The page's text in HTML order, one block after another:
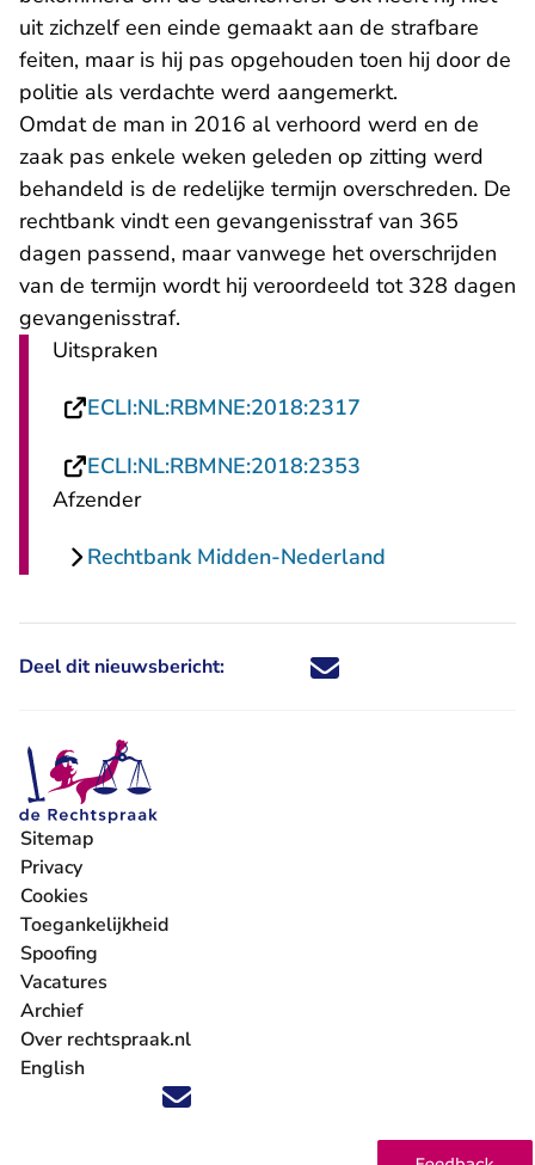
uit zichzelf een einde gemaakt aan de strafbare
feiten, maar is hij pas opgehouden toen hij door de
politie als verdachte werd aangemerkt.
Omdat de man in 2016 al verhoord werd en de
zaak pas enkele weken geleden op zitting werd
behandeld is de redelijke termijn overschreden. De
rechtbank vindt een gevangenisstraf van 365
dagen passend, maar vanwege het overschrijden
van de termijn wordt hij veroordeeld tot 328 dagen
gevangenisstraf.
Uitspraken
ECLI:NL:RBMNE:2018:2317
ECLI:NL:RBMNE:2018:2353
Afzender
Rechtbank Midden-Nederland
Deel dit nieuwsbericht: Deel dit nieuwsbericht via X -
Deel dit nieuwsbericht via
Deel dit nieuwsbericht
Deel dit
Volg ons op X (Twitter) - U verlaat Rechtspraak.nl
Volg ons op Facebook - U verlaat Rechtspraak.nl
Volg ons op Instagram - U verlaat Rechtspraak.nl
Volg ons op Youtube - U verlaat Rechtspraak.nl
Volg ons op LinkedIn - U verlaat
'Blijf op de hoogte' nieuwsbrief - U verlaat
Sitemap
Privacy
Cookies
Toegankelijkheid
Spoofing
Vacatures
- U verlaat Rechtspraak.nl
Archief
Over rechtspraak.nl
English